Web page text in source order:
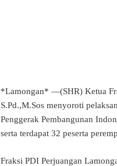
*Lamongan* —(SHR) Ketua
S.Pd.,M.Sos menyoroti
Penggerak Pembangunan
serta terdapat 32 peserta
Fraksi PDI Perjuangan